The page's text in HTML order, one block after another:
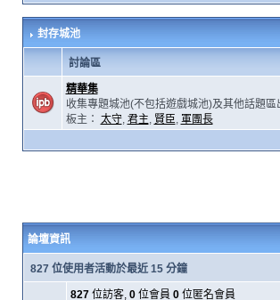
封存城池
討論區
精華集
收集專題城池(不包括遊戲城池)及其他話題
板主： 太守, 君主, 賢臣, 軍團長
論壇資訊
827 位使用者活動於最近 15 分鐘
827位訪客, 0位會員 0位匿名會員